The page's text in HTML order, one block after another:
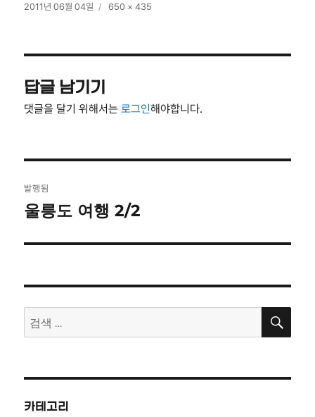
작
2011년 06월 04일
전
650 × 435
답글 남기기
댓글을 달기 위해서는로그인해야합니다.
탐
발행됨
울릉도 여행 2/2
검
색:
검
카테고리